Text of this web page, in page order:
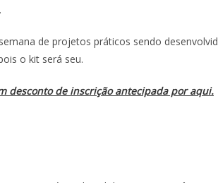
de projetos práticos sendo
o kit será seu.
desconto de inscrição antecipada por aqui.